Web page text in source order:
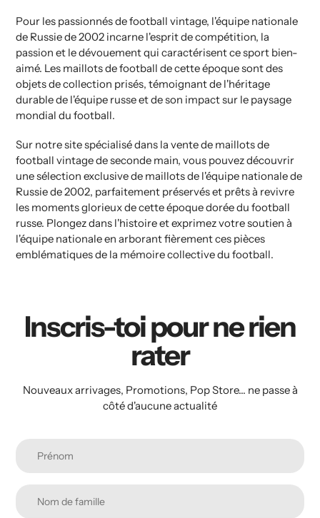
Pour les passionnés de football vintage, l'équipe nationale
de Russie de 2002 incarne l'esprit de compétition, la
passion et le dévouement qui caractérisent ce sport bien-
aimé. Les maillots de football de cette époque sont des
objets de collection prisés, témoignant de l'héritage
durable de l'équipe russe et de son impact sur le paysage
mondial du football.
Sur notre site spécialisé dans la vente de maillots de
football vintage de seconde main, vous pouvez découvrir
une sélection exclusive de maillots de l'équipe nationale de
Russie de 2002, parfaitement préservés et prêts à revivre
les moments glorieux de cette époque dorée du football
russe. Plongez dans l'histoire et exprimez votre soutien à
l'équipe nationale en arborant fièrement ces pièces
emblématiques de la mémoire collective du football.
Inscris-toi pour ne rien
rater
Nouveaux arrivages, Promotions, Pop Store... ne passe à
côté d'aucune actualité